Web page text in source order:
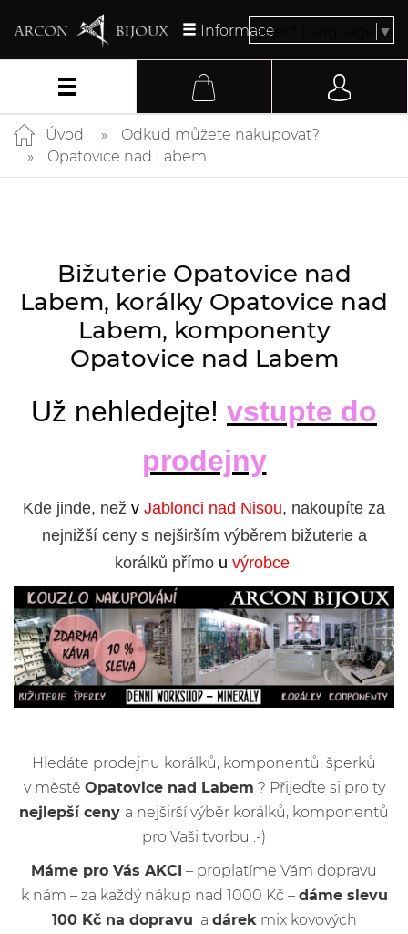
InformaceSelect Language ▼
Úvod
Odkud můžete nakupovat?
Opatovice nad Labem
Bižuterie Opatovice nad
Labem, korálky Opatovice nad
Labem, komponenty
Opatovice nad Labem
Už nehledejte! vstupte do
prodejny
Kde jinde, než v Jablonci nad Nisou, nakoupíte za
nejnižší ceny s nejširším výběrem bižuterie a
korálků přímo u výrobce
Hledáte prodejnu korálků, komponentů, šperků
v městě Opatovice nad Labem ? Přijeďte si pro ty
nejlepší ceny a nejširší výběr korálků, komponentů
pro Vaši tvorbu :-)
Máme pro Vás AKCI – proplatíme Vám dopravu
k nám – za každý nákup nad 1000 Kč – dáme slevu
100 Kč na dopravu a dárek mix kovových